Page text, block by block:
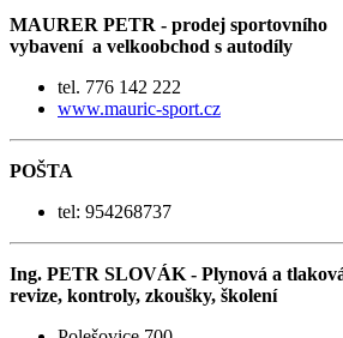
MAURER PETR - prodej sportovního
vybavení a velkoobchod s autodíly
tel. 776 142 222
www.mauric-sport.cz
POŠTA
tel: 954268737
Ing. PETR SLOVÁK - Plynová a
revize, kontroly, zkoušky, školení